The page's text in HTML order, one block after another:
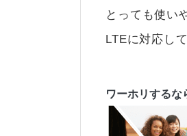
とっても使い
LTEに対応し
ワーホリするな